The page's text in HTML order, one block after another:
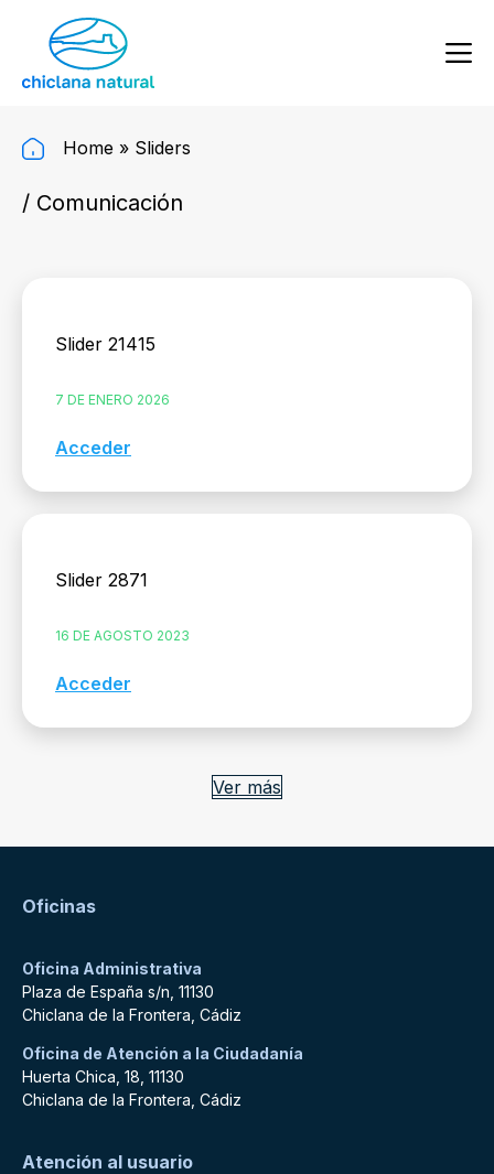
Home » Sliders
/ Comunicación
Slider 21415
7 DE ENERO 2026
Acceder
Slider 2871
16 DE AGOSTO 2023
Acceder
Ver más
Oficinas
Oficina Administrativa
Plaza de España s/n, 11130
Chiclana de la Frontera, Cádiz
Oficina de Atención a la Ciudadanía
Huerta Chica, 18, 11130
Chiclana de la Frontera, Cádiz
Atención al usuario